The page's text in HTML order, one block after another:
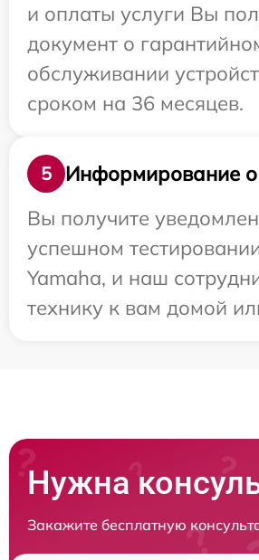
и оплаты услуги Вы
документ о
обслуживании
сроком на 36 месяцев.
5
Информирование о
Вы получите
успешном
Yamaha, и наш
технику к вам домой
Нужна
Закажите бесплатную